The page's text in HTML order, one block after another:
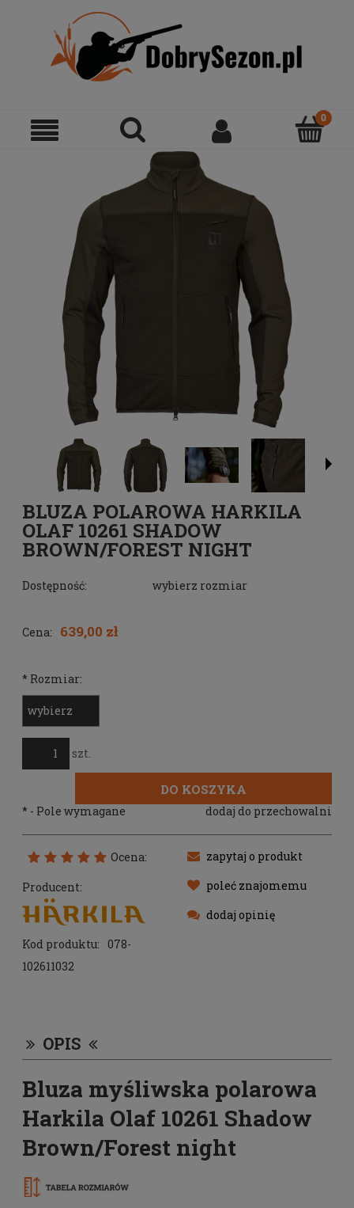
BLUZA POLAROWA HARKILA
OLAF 10261 SHADOW
BROWN/FOREST NIGHT
Dostępność: wybierz rozmiar
Cena: 639,00 zł
* Rozmiar:
szt.
DO KOSZYKA
dodaj do przechowalni
* - Pole wymagane
Ocena:
Producent:
Kod produktu: 078-
102611032
zapytaj o produkt
poleć znajomemu
dodaj opinię
OPIS
Bluza myśliwska polarowa
Harkila Olaf 10261 Shadow
Brown/Forest night